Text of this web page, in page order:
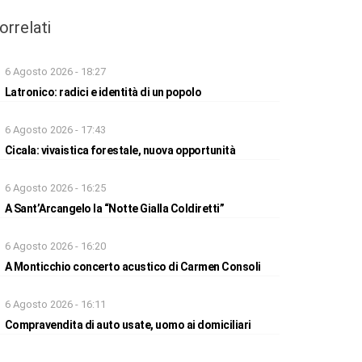
6 Agosto 2026 - 18:27
Latronico: radici e identità di un popolo
6 Agosto 2026 - 17:43
Cicala: vivaistica forestale, nuova opportunità
6 Agosto 2026 - 16:25
A Sant’Arcangelo la “Notte Gialla Coldiretti”
6 Agosto 2026 - 16:20
A Monticchio concerto acustico di Carmen Consoli
6 Agosto 2026 - 16:11
Compravendita di auto usate, uomo ai domiciliari